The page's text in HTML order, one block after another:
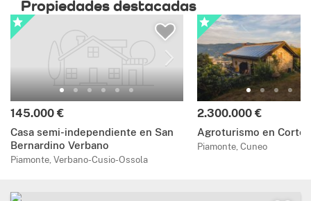
Propiedades destacadas
145.000 €
Casa semi-independiente en San
Bernardino Verbano
Piamonte, Verbano-Cusio-Ossola
2.300.000 €
Agroturismo en
Piamonte, Cuneo